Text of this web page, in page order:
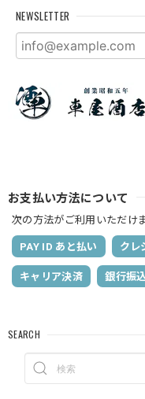
NEWSLETTER
お支払い方法について
次の方法がご利用いただけま
PAY ID あと払い クレ
キャリア決済 銀行振
SEARCH